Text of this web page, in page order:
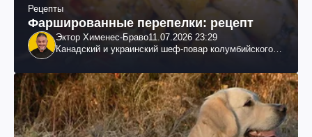
Рецепты
Фаршированные перепелки: рецепт
Эктор Хименес-Браво11.07.2026 23:29
Канадский и украинский шеф-повар колумбийского